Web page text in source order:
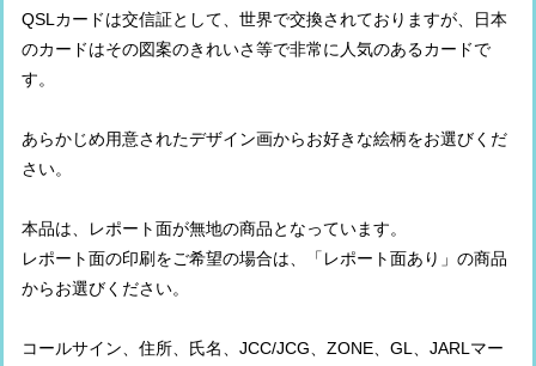
QSLカードは交信証として、世界で交換されておりますが、日本
のカードはその図案のきれいさ等で非常に人気のあるカードで
す。
あらかじめ用意されたデザイン画からお好きな絵柄をお選びくだ
さい。
本品は、レポート面が無地の商品となっています。
レポート面の印刷をご希望の場合は、「レポート面あり」の商品
からお選びください。
コールサイン、住所、氏名、JCC/JCG、ZONE、GL、JARLマー